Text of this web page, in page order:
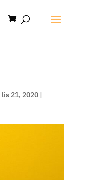
lis 21, 2020|